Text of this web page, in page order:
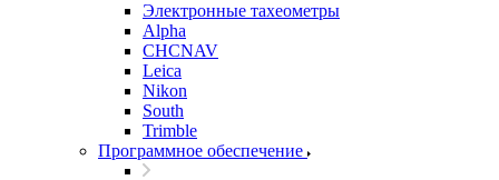
Электронные тахеометры
Alpha
CHCNAV
Leica
Nikon
South
Trimble
Программное обеспечение